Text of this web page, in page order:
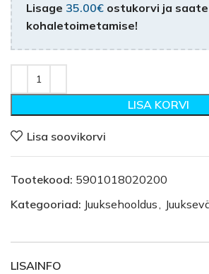
Lisage 35.00€ ostukorvi ja
kohaletoimetamise!
LISA KORVI
Lisa soovikorvi
Tootekood: 5901018020200
Kategooriad: Juuksehooldus,
LISAINFO